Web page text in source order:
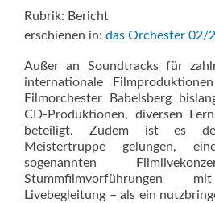
Rubrik: Bericht
erschienen in: das Orchester 02/
Außer an Soundtracks für
internationale
Filmorchester Babelsberg
CD-Produktionen, diversen
beteiligt. Zudem ist es der
Meistertruppe gelungen,
sogenannten
Stummfilmvorführungen
Livebegleitung – als ein